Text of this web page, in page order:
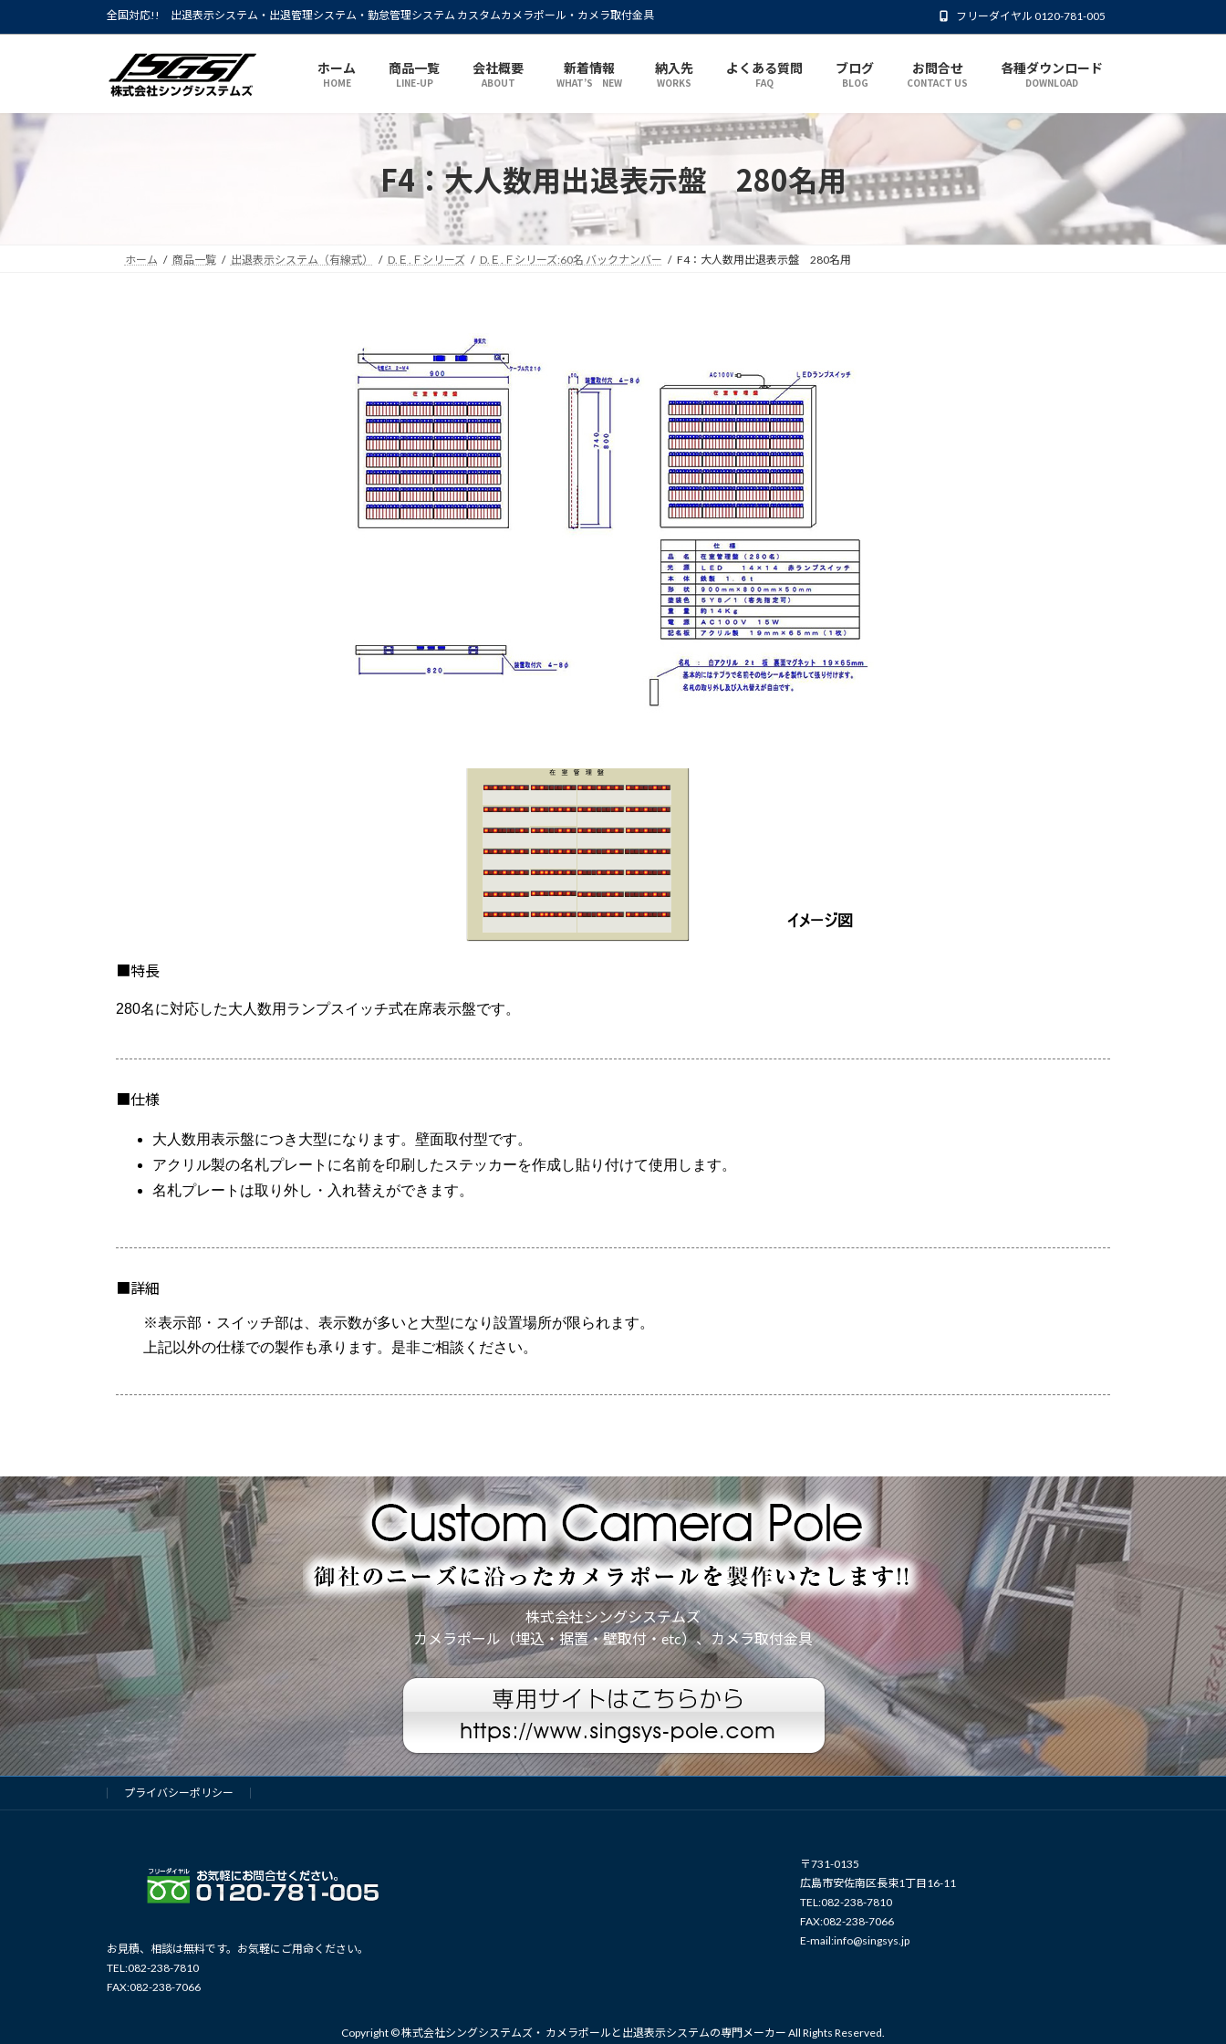
全国対応!! 出退表示システム・出退管理システム・勤怠管理システム カスタムカメラポール・カメラ取付金具 フリーダイヤル 0120-781-005
ホーム
HOME
商品一覧
LINE-UP
会社概要
ABOUT
新着情報
WHAT’S NEW
納入先
WORKS
よくある質問
FAQ
ブログ
BLOG
お問合せ
CONTACT US
各種ダウンロード
DOWNLOAD
F4：大人数用出退表示盤 280名用
ホーム 商品一覧 出退表示システム（有線式） D.Ｅ.Ｆシリーズ D.Ｅ.Ｆシリーズ:60名 バックナンバー F4：大人数用出退表示盤 280名用
■特長
280名に対応した大人数用ランプスイッチ式在席表示盤です。
■仕様
大人数用表示盤につき大型になります。壁面取付型です。
アクリル製の名札プレートに名前を印刷したステッカーを作成し貼り付けて使用します。
名札プレートは取り外し・入れ替えができます。
■詳細
※表示部・スイッチ部は、表示数が多いと大型になり設置場所が限られます。
上記以外の仕様での製作も承ります。是非ご相談ください。
株式会社シングシステムズ
カメラポール（埋込・据置・壁取付・etc）、カメラ取付金具
プライバシーポリシー
お見積、相談は無料です。お気軽にご用命ください。
TEL:082-238-7810
FAX:082-238-7066
〒731-0135
広島市安佐南区長束1丁目16-11
TEL:082-238-7810
FAX:082-238-7066
E-mail:info@singsys.jp
Copyright © 株式会社シングシステムズ・ カメラポールと出退表示システムの専門メーカー All Rights Reserved.